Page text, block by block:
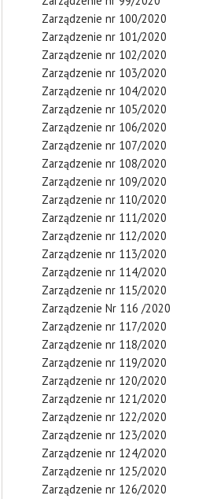
Zarządzenie nr 100/2020
Zarządzenie nr 101/2020
Zarządzenie nr 102/2020
Zarządzenie nr 103/2020
Zarządzenie nr 104/2020
Zarządzenie nr 105/2020
Zarządzenie nr 106/2020
Zarządzenie nr 107/2020
Zarządzenie nr 108/2020
Zarządzenie nr 109/2020
Zarządzenie nr 110/2020
Zarządzenie nr 111/2020
Zarządzenie nr 112/2020
Zarządzenie nr 113/2020
Zarządzenie nr 114/2020
Zarządzenie nr 115/2020
Zarządzenie Nr 116 /2020
Zarządzenie nr 117/2020
Zarządzenie nr 118/2020
Zarządzenie nr 119/2020
Zarządzenie nr 120/2020
Zarządzenie nr 121/2020
Zarządzenie nr 122/2020
Zarządzenie nr 123/2020
Zarządzenie nr 124/2020
Zarządzenie nr 125/2020
Zarządzenie nr 126/2020